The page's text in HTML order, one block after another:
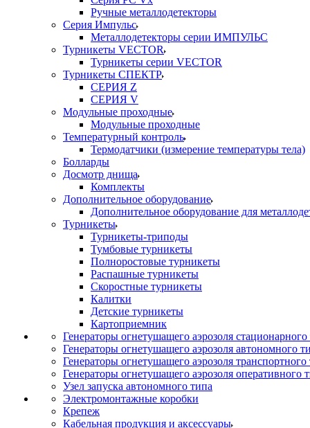
Ручные металлодетекторы
Серия Импульс
Металлодетекторы серии ИМПУЛЬС
Турникеты VECTOR
Турникеты серии VECTOR
Турникеты СПЕКТР
СЕРИЯ Z
СЕРИЯ V
Модульные проходные
Модульные проходные
Температурный контроль
Термодатчики (измерение температуры тела)
Болларды
Досмотр днища
Комплекты
Дополнительное оборудование
Дополнительное оборудование для
Турникеты
Турникеты-триподы
Тумбовые турникеты
Полноростовые турникеты
Распашные турникеты
Скоростные турникеты
Калитки
Детские турникеты
Картоприемник
Генераторы огнетушащего аэрозоля стационарного
Генераторы огнетушащего аэрозоля автономного
Генераторы огнетушащего аэрозоля транспортного
Генераторы огнетушащего аэрозоля оперативного
Узел запуска автономного типа
Электромонтажные коробки
Крепеж
Кабельная продукция и аксессуары